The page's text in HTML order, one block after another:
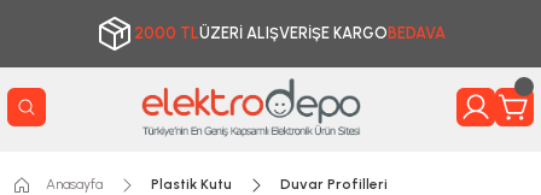
2000 TLÜZERİ ALIŞVERİŞE KARGO BEDAVA
Anasayfa Plastik Kutu Duvar Profilleri